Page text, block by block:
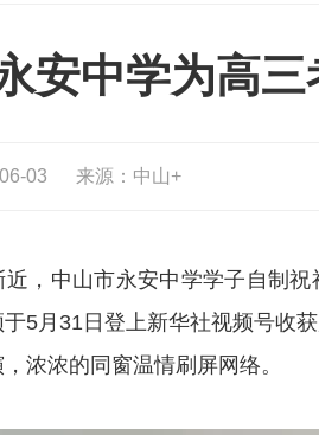
安中学为高
03 来源：中山+
近，中山市永安中学学子自制
5月31日登上新华社视频号收
浓浓的同窗温情刷屏网络。